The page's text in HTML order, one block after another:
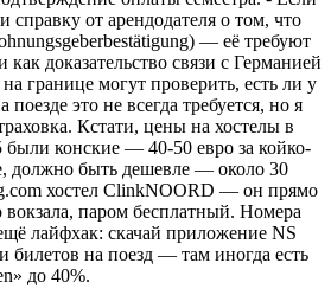
справку от арендодателя о том, что
— её требуют
доказательство связи с Германией
границе могут проверить, есть ли у
это не всегда требуется, но я
Кстати, цены на хостелы в
были конские — 40-50 евро за койко-
должно быть дешевле — около 30
хостел ClinkNOORD — он прямо
вокзала, паром бесплатный. Номера
лайфхак: скачай приложение NS
билетов на поезд — там иногда есть
до 40%.